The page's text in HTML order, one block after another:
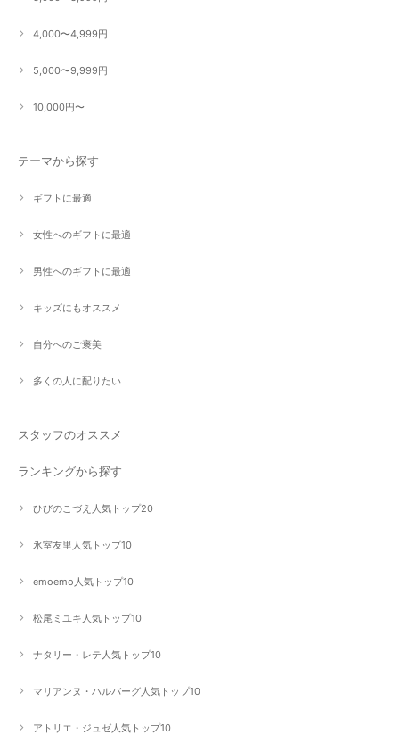
4,000〜4,999円
5,000〜9,999円
10,000円〜
テーマから探す
ギフトに最適
女性へのギフトに最適
男性へのギフトに最適
キッズにもオススメ
自分へのご褒美
多くの人に配りたい
スタッフのオススメ
ランキングから探す
ひびのこづえ人気トップ20
氷室友里人気トップ10
emoemo人気トップ10
松尾ミユキ人気トップ10
ナタリー・レテ人気トップ10
マリアンヌ・ハルバーグ人気トップ10
アトリエ・ジュゼ人気トップ10